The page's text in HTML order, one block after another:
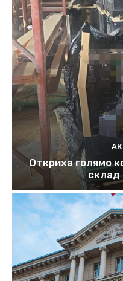
Откриха голямо
склад